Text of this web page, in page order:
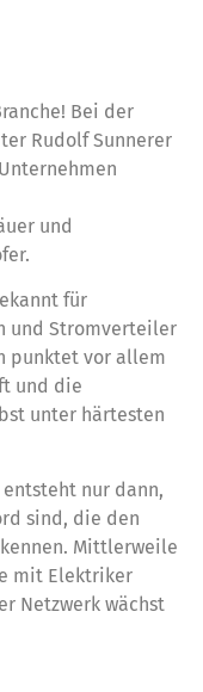
Bei der
Rudolf Sunnerer
und
für
und Stromverteiler
punktet vor allem
und die
unter härtesten
entsteht nur dann,
sind, die den
Mittlerweile
mit Elektriker
Netzwerk wächst